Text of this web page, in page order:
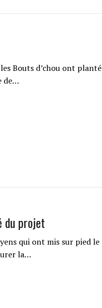
Bouts d’chou ont planté
de…
du projet
qui ont mis sur pied le
la…